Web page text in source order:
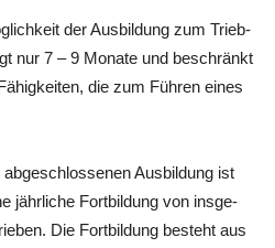
der Aus­bil­dung zum Trieb­
nur 7 – 9 Mona­te und beschränkt
die zum Füh­ren eines
Aus­bil­dung ist
jähr­li­che Fort­bil­dung von ins­ge­
Die Fort­bil­dung besteht aus